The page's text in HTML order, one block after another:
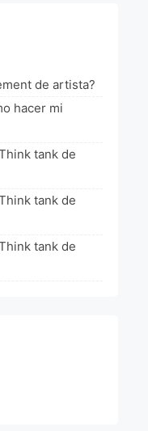
de artista?
hacer mi
tank de
tank de
tank de